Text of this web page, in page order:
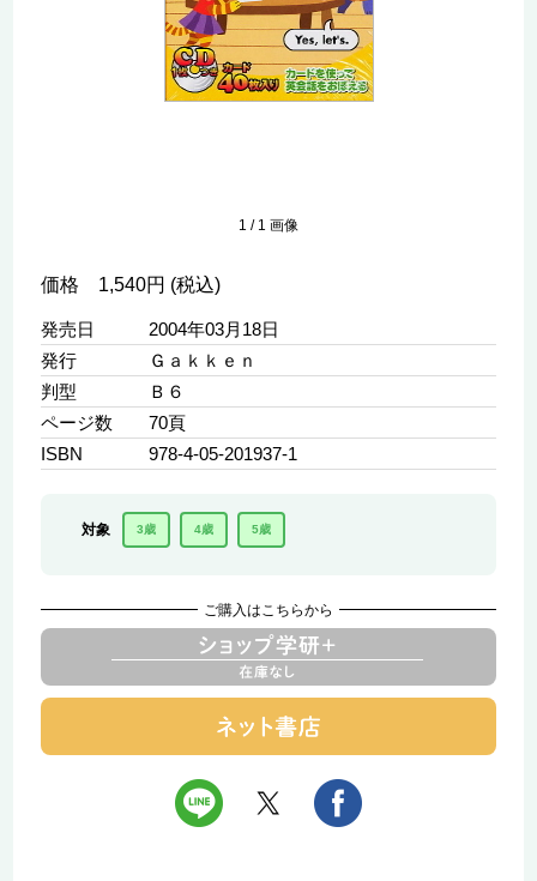
1 / 1 画像
価格 1,540円 (税込)
発売日
2004年03月18日
発行
Ｇａｋｋｅｎ
判型
Ｂ６
ページ数
70頁
ISBN
978-4-05-201937-1
対象 3歳 4歳 5歳
ご購入はこちらから